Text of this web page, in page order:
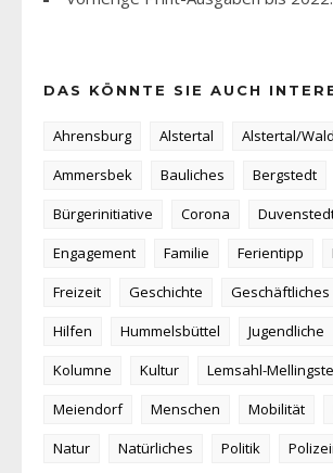
DAS KÖNNTE SIE AUCH
Ahrensburg Alstertal
Alstertal/
Ammersbek
Bauliches
Bergstedt
Bürgerinitiative
Corona
Engagement
Familie Ferientipp
Freizeit
Geschichte Geschäftliches
Hilfen
Hummelsbüttel Jugendliche
Kolumne
Kultur
Lemsahl-
Meiendorf
Menschen Mobilität
Natur
Natürliches Politik